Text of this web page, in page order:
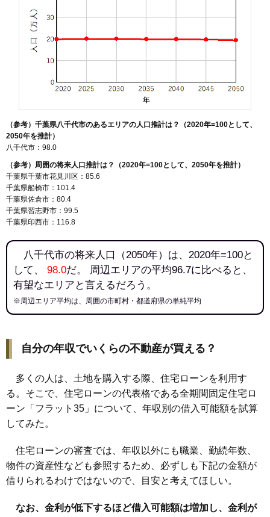
（参考）千葉県八千代市のあるエリアの人口推計は？（2020年=100として、
2050年を推計）
八千代市：98.0
（参考）周囲の将来人口推計は？（2020年=100として、2050年を推計）
千葉県千葉市花見川区：85.6
千葉県船橋市：101.4
千葉県佐倉市：80.4
千葉県習志野市：99.5
千葉県印西市：116.8
八千代市の将来人口（2050年）は、2020年=100と
して、 98.0だ。 周辺エリアの平均96.7に比べると、
有望なエリアと言えるだろう。
※周辺エリア平均は、周囲の市町村・都道府県の単純平均
自分の年収でいくらの不動産が買える？
多くの人は、土地を購入する際、住宅ローンを利用す
る。そこで、住宅ローンの代表格である全期間固定住宅ロ
ーン「フラット35」について、年収別の借入可能額を試算
してみた。
住宅ローンの審査では、年収以外にも職業、勤続年数、
物件の資産性なども参照するため、必ずしも下記の金額が
借りられるわけではないので、目安と考えてほしい。
なお、金利が低下するほど借入可能額は増加し、金利が